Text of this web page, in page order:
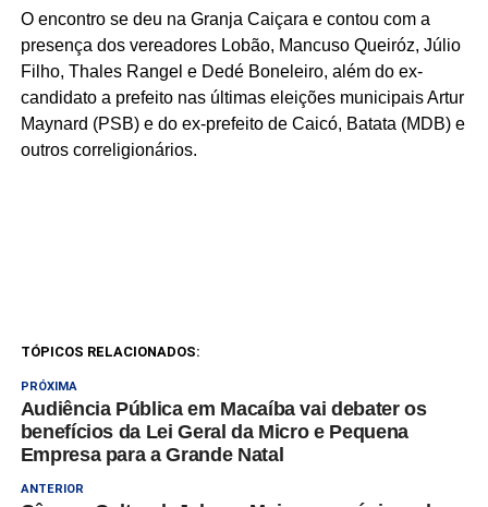
O encontro se deu na Granja Caiçara e contou com a
presença dos vereadores Lobão, Mancuso Queiróz, Júlio
Filho, Thales Rangel e Dedé Boneleiro, além do ex-
candidato a prefeito nas últimas eleições municipais Artur
Maynard (PSB) e do ex-prefeito de Caicó, Batata (MDB) e
outros correligionários.
TÓPICOS RELACIONADOS:
PRÓXIMA
Audiência Pública em Macaíba vai debater os
benefícios da Lei Geral da Micro e Pequena
Empresa para a Grande Natal
ANTERIOR